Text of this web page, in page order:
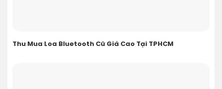
Thu Mua Loa Bluetooth Cũ Giá Cao Tại TPHCM